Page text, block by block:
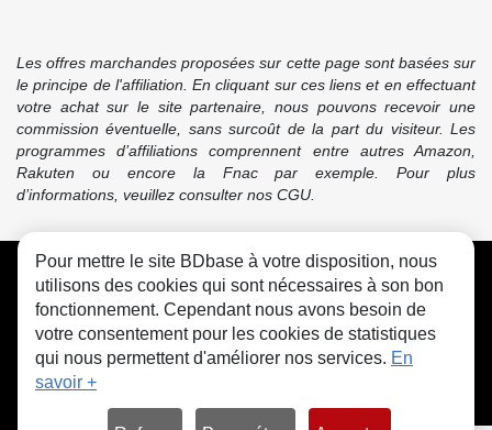
Les offres marchandes proposées sur cette page sont basées sur
le principe de l'affiliation. En cliquant sur ces liens et en effectuant
votre achat sur le site partenaire, nous pouvons recevoir une
commission éventuelle, sans surcoût de la part du visiteur. Les
programmes d’affiliations comprennent entre autres Amazon,
Rakuten ou encore la Fnac par exemple. Pour plus
d’informations, veuillez consulter nos CGU.
CGU FAQ Contact Cookies
Pour mettre le site BDbase à votre disposition, nous
utilisons des cookies qui sont nécessaires à son bon
fonctionnement. Cependant nous avons besoin de
votre consentement pour les cookies de statistiques
qui nous permettent d'améliorer nos services. En
savoir +